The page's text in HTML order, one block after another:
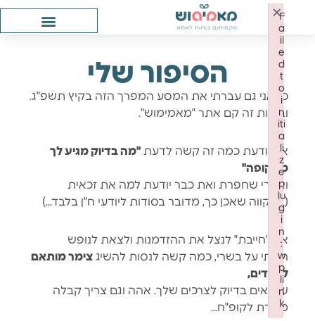
קופון:
mamush1
גופיות
הנקה
ליידיס:
בגד
רגיל
הופך
לבגד
הסיפור שלי
כן, אני גם עברתי את המסע המפרך הזה בקיץ תשפ"ג.
ובזכות זה קם אתר "מאמימוש".
אני יודעת כמה זה קשה לדעת "מה בדיוק מגיע לך
מהקופה"
ואחרי שחפרת ואת כבר יודעת למה את זכאית
(בתקווה שאכן כך, מדובר בסודות ליודעי ח"ן בלבד…)
את "חייבת" לנצל את ההזדמנות ולצאת לנופש
חשתי על בשרי, כמה קשה לנסות להשיג צימר מותאם
לחרדים,
שיתאים בדיוק לצרכים שלך. אהה וגם צריך קבלה
מוכרת לקופ"ח…
F
a
il
e
d
t
o
i
n
iti
a
li
z
e
p
lu
g
i
n
:
w
p
li
n
k
×
Failed to